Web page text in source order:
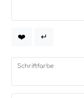
❤️ ↵
Schriftfarbe